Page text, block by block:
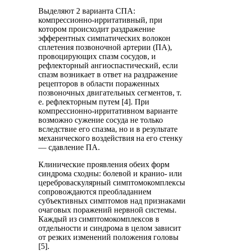
Выделяют 2 варианта СПА:
компрессионно-ирритативный, при
котором происходит раздражение
эфферентных симпатических волокон
сплетения позвоночной артерии (ПА),
провоцирующих спазм сосудов, и
рефлекторный ангиоспастический, если
спазм возникает в ответ на раздражение
рецепторов в области пораженных
позвоночных двигательных сегментов, т.
е. рефлекторным путем [4]. При
компрессионно-ирритативном варианте
возможно сужение сосуда не только
вследствие его спазма, но и в результате
механического воздействия на его стенку
— сдавление ПА.
Клинические проявления обеих форм
синдрома сходны: болевой и кранио- или
цереброваскулярный симптомокомплексы
сопровождаются преобладанием
субъективных симптомов над признаками
очаговых поражений нервной системы.
Каждый из симптомокомплексов в
отдельности и синдрома в целом зависит
от резких изменений положения головы
[5].